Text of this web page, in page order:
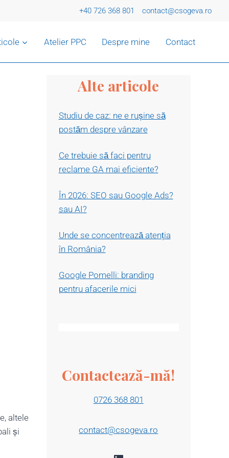
+40 726 368 801 contact@csogeva.ro
Atelier PPC Despre mine Contact
altele
și
Alte articole
Studiu de caz: ne e rușine să
postăm despre vânzare
Ce trebuie să faci pentru
reclame GA mai eficiente?
În 2026: SEO sau Google Ads?
sau AI?
Unde se concentrează atenția
în România?
Google Pomelli: branding
pentru afacerile mici
Contactează-mă!
0726 368 801
contact@csogeva.ro